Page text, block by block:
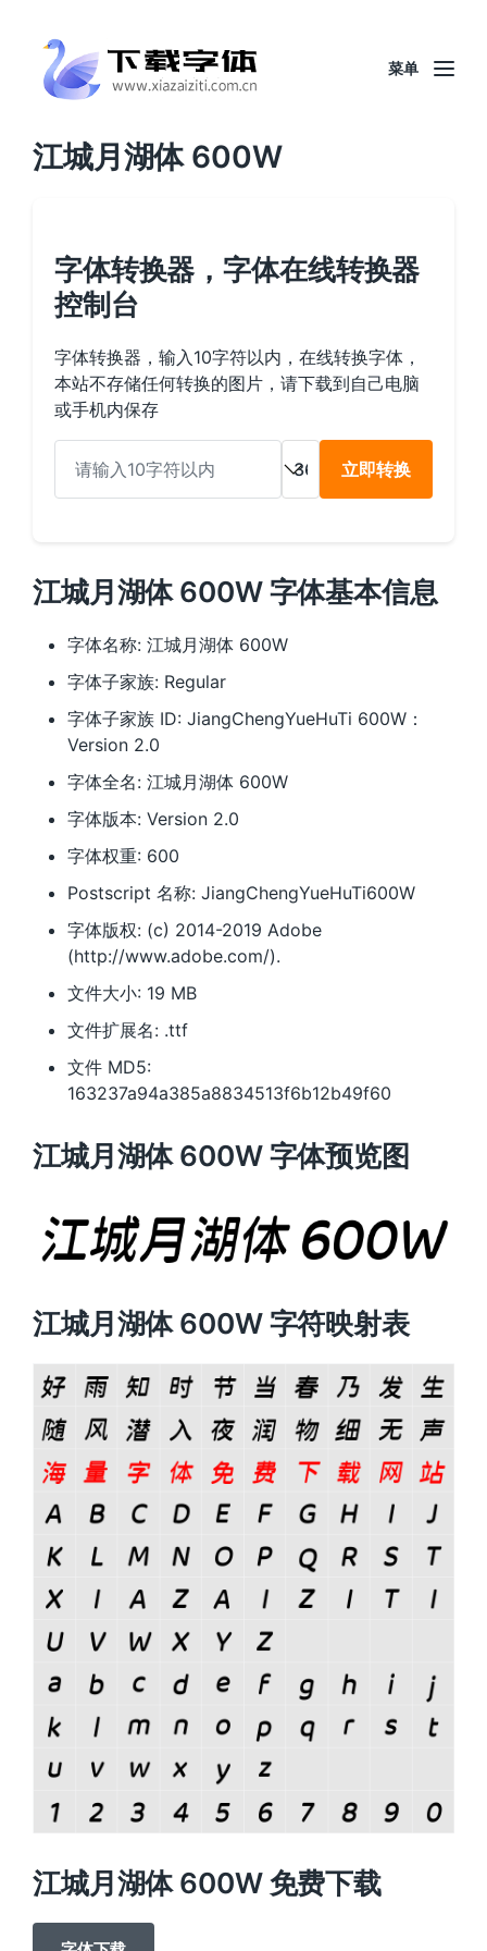
菜单
江城月湖体 600W
字体转换器，字体在线转换器
控制台
字体转换器，输入10字符以内，在线转换字体，
本站不存储任何转换的图片，请下载到自己电脑
或手机内保存
立即转换
江城月湖体 600W 字体基本信息
字体名称: 江城月湖体 600W
字体子家族: Regular
字体子家族 ID: JiangChengYueHuTi 600W：
Version 2.0
字体全名: 江城月湖体 600W
字体版本: Version 2.0
字体权重: 600
Postscript 名称: JiangChengYueHuTi600W
字体版权: (c) 2014-2019 Adobe
(http://www.adobe.com/).
文件大小: 19 MB
文件扩展名: .ttf
文件 MD5:
163237a94a385a8834513f6b12b49f60
江城月湖体 600W 字体预览图
江城月湖体 600W 字符映射表
江城月湖体 600W 免费下载